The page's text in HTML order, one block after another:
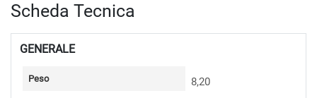
Scheda Tecnica
GENERALE
Peso 8,20